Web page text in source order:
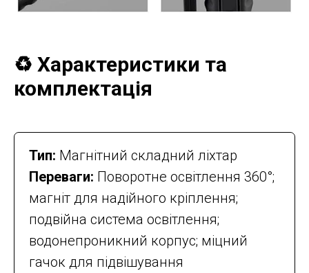
♻️ Характеристики та
комплектація
Тип: Магнітний складний ліхтар
Переваги: Поворотне освітлення 360°;
магніт для надійного кріплення;
подвійна система освітлення;
водонепроникний корпус; міцний
гачок для підвішування